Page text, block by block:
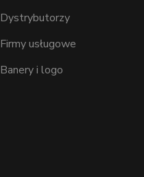
Dystrybutorzy
Firmy usługowe
Banery i logo